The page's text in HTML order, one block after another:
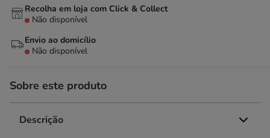
Recolha em loja com Click & Collect
Não disponível
Envio ao domicílio
Não disponível
Sobre este produto
Descrição